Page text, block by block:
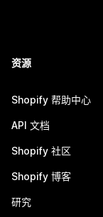
资源
Shopify 帮助中心
API 文档
Shopify 社区
Shopify 博客
研究